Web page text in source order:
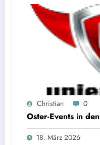
Christian 0
Oster-Events in
18. März 2026